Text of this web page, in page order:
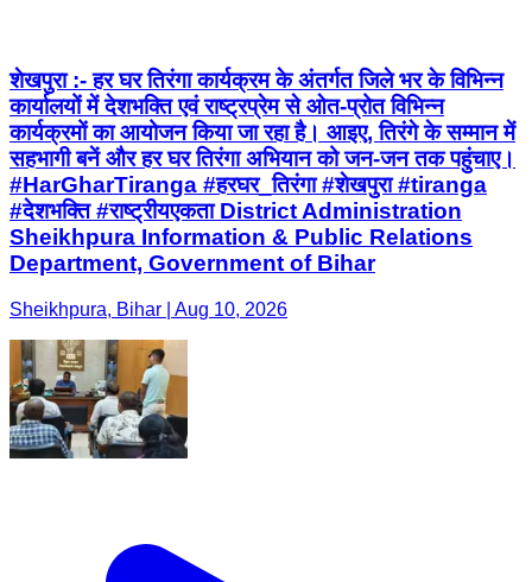
शेखपुरा :- हर घर तिरंगा कार्यक्रम के अंतर्गत जिले भर के विभिन्न
कार्यालयों में देशभक्ति एवं राष्ट्रप्रेम से ओत-प्रोत विभिन्न
कार्यक्रमों का आयोजन किया जा रहा है। आइए, तिरंगे के सम्मान में
सहभागी बनें और हर घर तिरंगा अभियान को जन-जन तक पहुंचाए।
#HarGharTiranga #हरघर_तिरंगा #शेखपुरा #tiranga
#देशभक्ति #राष्ट्रीयएकता District Administration
Sheikhpura Information & Public Relations
Department, Government of Bihar
Sheikhpura, Bihar | Aug 10, 2026